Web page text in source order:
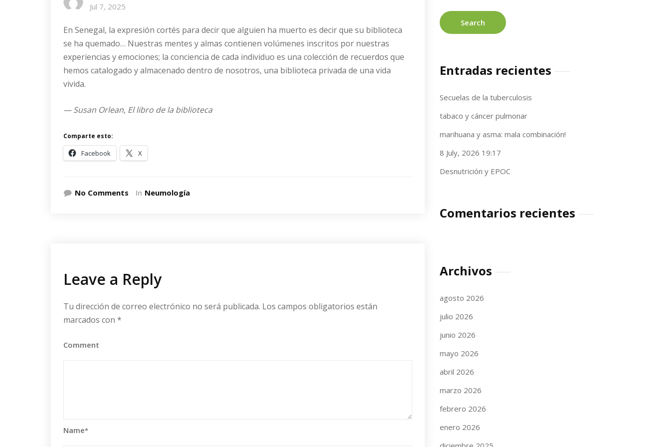
Jul 7, 2025
En Senegal, la expresión cortés para decir que alguien ha muerto es decir que su biblioteca
se ha quemado… Nuestras mentes y almas contienen volúmenes inscritos por nuestras
experiencias y emociones; la conciencia de cada individuo es una colección de recuerdos que
hemos catalogado y almacenado dentro de nosotros, una biblioteca privada de una vida
vivida.
— Susan Orlean, El libro de la biblioteca
Comparte esto:
Facebook X
No Comments In Neumología
Leave a Reply
Tu dirección de correo electrónico no será publicada. Los campos obligatorios están
marcados con *
Comment
Name*
Entradas recientes
Secuelas de la tuberculosis
tabaco y cáncer pulmonar
marihuana y asma: mala combinación!
8 July, 2026 19:17
Desnutrición y EPOC
Comentarios recientes
Archivos
agosto 2026
julio 2026
junio 2026
mayo 2026
abril 2026
marzo 2026
febrero 2026
enero 2026